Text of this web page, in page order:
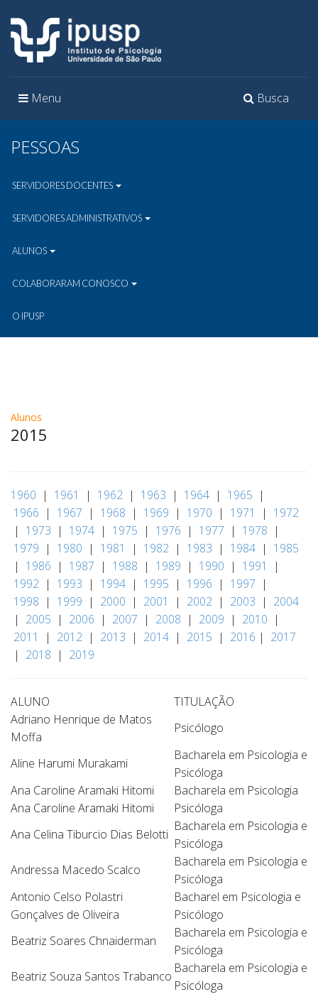
Toggle
Busca
Toggle
Menu
PESSOAS
SERVIDORES DOCENTES
SERVIDORES ADMINISTRATIVOS
ALUNOS
COLABORARAM CONOSCO
O IPUSP
Alunos
2015
1960 | 1961 | 1962 | 1963 | 1964 | 1965 |
1966 | 1967 | 1968 | 1969 | 1970 | 1971 | 1972
| 1973 | 1974 | 1975 | 1976 | 1977 | 1978 |
1979 | 1980 | 1981 | 1982 | 1983 | 1984 | 1985
| 1986 | 1987 | 1988 | 1989 | 1990 | 1991
|
1992 | 1993 | 1994 | 1995 | 1996 | 1997 |
1998 | 1999 | 2000 | 2001 | 2002 | 2003 | 2004
| 2005 | 2006 | 2007 | 2008 | 2009 | 2010 |
2011
| 2012 | 2013 | 2014 | 2015 | 2016 | 2017
| 2018 | 2019
ALUNO
TITULAÇÃO
Adriano Henrique de Matos
Moffa
Psicólogo
Aline Harumi Murakami
Bacharela em Psicologia e
Psicóloga
Ana Caroline Aramaki Hitomi
Bacharela em Psicologia
Ana Caroline Aramaki Hitomi
Psicóloga
Ana Celina Tiburcio Dias Belotti
Bacharela em Psicologia e
Psicóloga
Andressa Macedo Scalco
Bacharela em Psicologia e
Psicóloga
Antonio Celso Polastri
Gonçalves de Oliveira
Bacharel em Psicologia e
Psicólogo
Beatriz Soares Chnaiderman
Bacharela em Psicologia e
Psicóloga
Beatriz Souza Santos Trabanco
Bacharela em Psicologia e
Psicóloga